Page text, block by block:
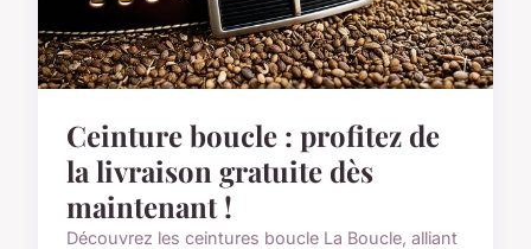
Ceinture boucle : profitez de
la livraison gratuite dès
maintenant !
Découvrez les ceintures boucle La Boucle, alliant